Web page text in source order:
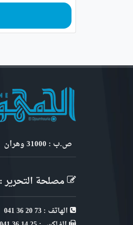
ص.ب : 31000 وهران
مصلحة التحرير :
الهاتف : 73 20 36 041